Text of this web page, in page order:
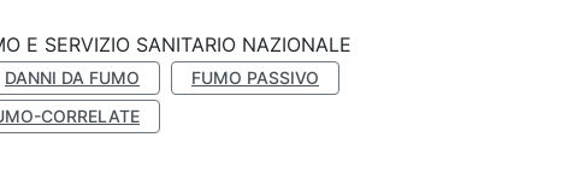
E SERVIZIO SANITARIO NAZIONALE
DANNI DA FUMO
FUMO PASSIVO
CORRELATE